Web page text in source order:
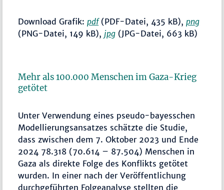
Download Grafik:pdf(PDF-Datei, 435 kB),png
(PNG-Datei, 149 kB), jpg (JPG-Datei, 663 kB)
Mehr als 100.000 Menschen im Gaza-Krieg
getötet
Unter Verwendung eines pseudo-bayesschen
Modellierungsansatzes schätzte die Studie,
dass zwischen dem 7. Oktober 2023 und Ende
2024 78.318 (70.614 – 87.504) Menschen in
Gaza als direkte Folge des Konflikts getötet
wurden. In einer nach der Veröffentlichung
durchgeführten Folgeanalyse stellten die